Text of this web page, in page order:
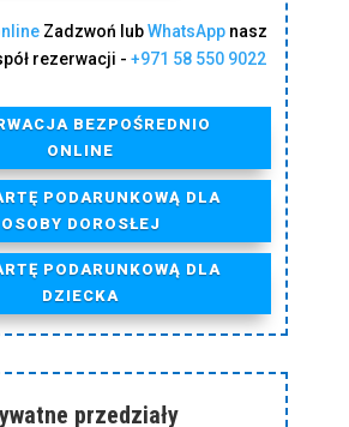
Zadzwoń lubWhatsAppnasz
rezerwacji - +971 58 550 9022
BEZPOŚREDNIO
ONLINE
PODARUNKOWĄ DLA
OSOBY DOROSŁEJ
PODARUNKOWĄ DLA
DZIECKA
przedziały